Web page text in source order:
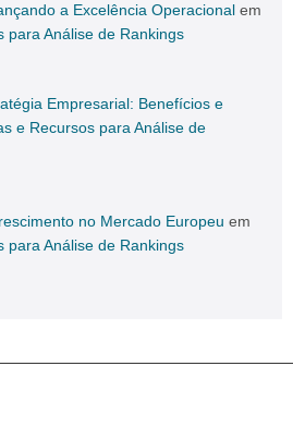
a Excelência Operacional em
para Análise de Rankings
Empresarial: Benefícios e
e Recursos para Análise de
no Mercado Europeu em
para Análise de Rankings